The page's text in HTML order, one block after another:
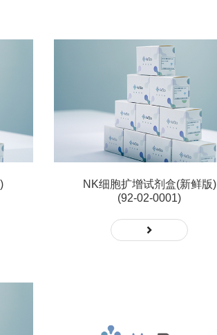
NK细胞扩增试剂盒(新鲜版)
(92-02-0001)